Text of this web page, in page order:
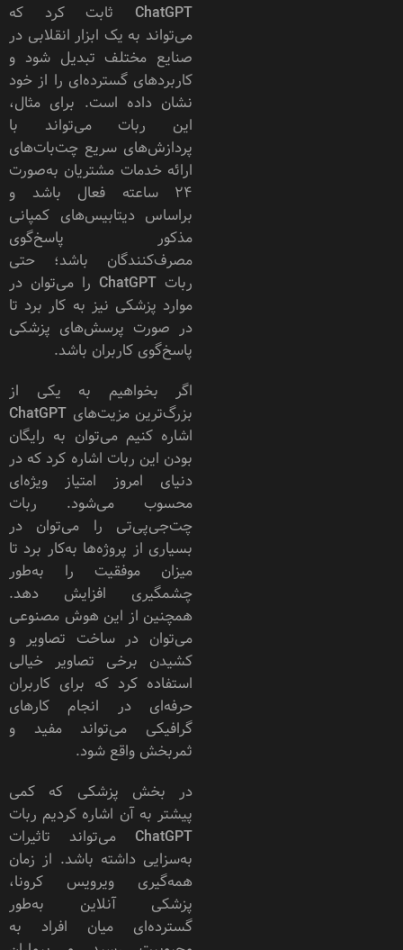
ChatGPT ثابت کرد که
می‌تواند به یک ابزار انقلابی در
صنایع مختلف تبدیل شود و
کاربرد‌های گسترده‌ای را از خود
نشان داده است. برای مثال،
این ربات می‌تواند با
پردازش‌های سریع چت‌بات‌های
ارائه خدمات مشتریان به‌صورت
۲۴ ساعته فعال باشد و
براساس دیتابیس‌های کمپانی
مذکور پاسخ‌گوی
مصرف‌کنندگان باشد؛ حتی
ربات ChatGPT را می‌توان در
موارد پزشکی نیز به‌ کار برد تا
در صورت پرسش‌های پزشکی
پاسخ‌گوی کاربران باشد.
اگر بخواهیم به یکی از
بزرگ‌ترین مزیت‌های ChatGPT
اشاره کنیم می‌توان به رایگان
بودن این ربات اشاره کرد که در
دنیای امروز امتیاز ویژه‌ای‌
محسوب می‌شود. ربات
چت‌جی‌پی‌تی را می‌توان در
بسیاری از پروژه‌ها به‌کار برد تا
میزان موفقیت را به‌طور
چشمگیری افزایش دهد.
همچنین از این هوش مصنوعی
می‌توان در ساخت تصاویر و
کشیدن برخی تصاویر خیالی
استفاده کرد که برای کاربران
حرفه‌ای در انجام کارهای
گرافیکی می‌تواند مفید و
ثمربخش واقع شود.
در بخش پزشکی که کمی
پیشتر به آن اشاره کردیم ربات
ChatGPT می‌تواند تاثیرات
به‌سزایی داشته باشد. از زمان
همه‌گیری ویرویس کرونا،
پزشکی آنلاین به‌طور
گسترده‌ای میان افراد به